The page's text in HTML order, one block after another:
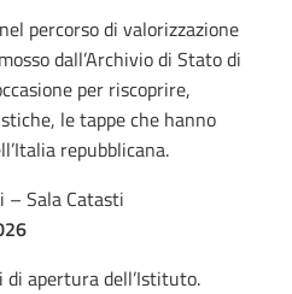
percorso di valorizzazione
dall’Archivio di Stato di
per riscoprire,
le tappe che hanno
repubblicana.
– Sala Catasti
di apertura dell’Istituto.